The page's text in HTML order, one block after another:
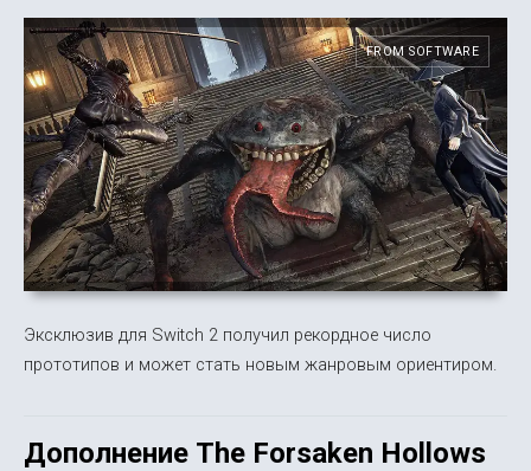
FROM SOFTWARE
Эксклюзив для Switch 2 получил рекордное число
прототипов и может стать новым жанровым ориентиром.
Дополнение The Forsaken Hollows